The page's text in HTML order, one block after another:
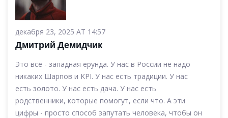
декабря 23, 2025 AT 14:57
Дмитрий Демидчик
Это всё - западная ерунда. У нас в России не надо
никаких Шарпов и KPI. У нас есть традиции. У нас
есть золото. У нас есть дача. У нас есть
родственники, которые помогут, если что. А эти
цифры - просто способ запутать человека, чтобы он